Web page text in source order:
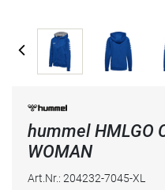
hummel HMLGO
WOMAN
Art.Nr.: 204232-7045-XL